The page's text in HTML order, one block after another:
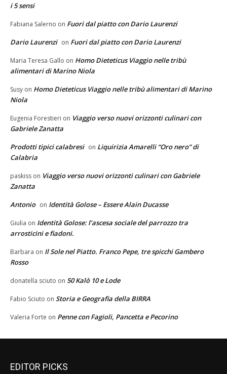
i 5 sensi
Fabiana Salerno on Fuori dal piatto con Dario Laurenzi
Dario Laurenzi on Fuori dal piatto con Dario Laurenzi
Maria Teresa Gallo on Homo Dieteticus Viaggio nelle tribù
alimentari di Marino Niola
Susy on Homo Dieteticus Viaggio nelle tribù alimentari di Marino
Niola
Eugenia Forestieri on Viaggio verso nuovi orizzonti culinari con
Gabriele Zanatta
Prodotti tipici calabresi on Liquirizia Amarelli “Oro nero” di
Calabria
paskiss on Viaggio verso nuovi orizzonti culinari con Gabriele
Zanatta
Antonio on Identità Golose – Essere Alain Ducasse
Giulia on Identità Golose: l’ascesa sociale del parrozzo tra
arrosticini e fiadoni.
Barbara on Il Sole nel Piatto. Franco Pepe, tre spicchi Gambero
Rosso
donatella sciuto on 50 Kalò 10 e Lode
Fabio Sciuto on Storia e Geografia della BIRRA
Valeria Forte on Penne con Fagioli, Pancetta e Pecorino
EDITOR PICKS